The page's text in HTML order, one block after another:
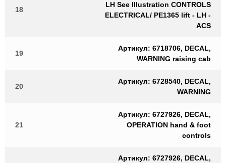
18
LH See Illustration CONTROLS
ELECTRICAL/ PE1365 lift - LH -
ACS
19
Артикул: 6718706, DECAL,
WARNING raising cab
20
Артикул: 6728540, DECAL,
WARNING
21
Артикул: 6727926, DECAL,
OPERATION hand & foot
controls
Артикул: 6727926, DECAL,